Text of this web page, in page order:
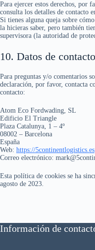
Para ejercer estos derechos, por
consulta los detalles de contacto
Si tienes alguna queja sobre
la hicieras saber, pero también
supervisora (la autoridad de
10. Datos de contacto
Para preguntas y/o comentarios
declaración, por favor, contacta
contacto:
Atom Eco Fordwading, SL
Edificio El Triangle
Plaza Catalunya, 1 – 4º
08002 – Barcelona
España
Web: https://5continentlogistics.es
Correo electrónico: mark@
Esta política de cookies se ha
agosto de 2023.
Información de